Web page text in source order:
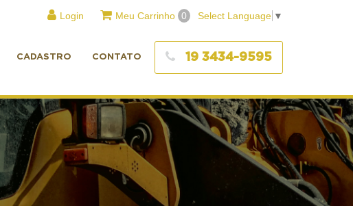
Login Meu Carrinho 0 Select Language ▼
CADASTRO CONTATO 19 3434-9595